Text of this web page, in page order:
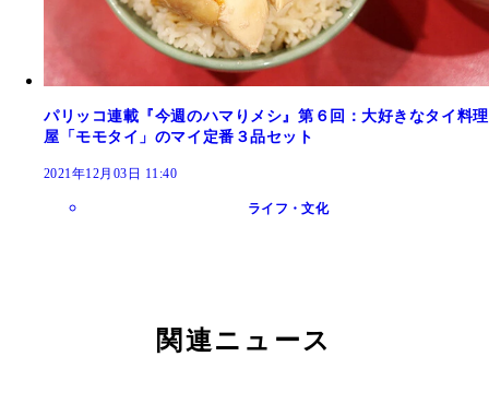
パリッコ連載『今週のハマりメシ』第６回：大好きなタイ料理
屋「モモタイ」のマイ定番３品セット
2021年12月03日 11:40
ライフ・文化
関連ニュース